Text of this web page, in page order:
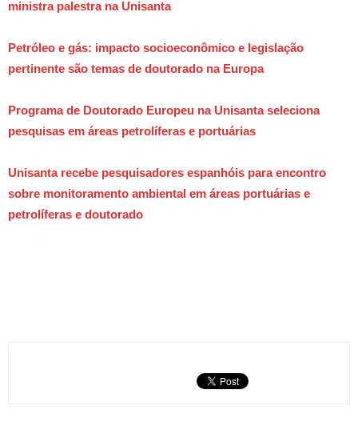
ministra palestra na Unisanta
Petróleo e gás: impacto socioeconômico e legislação
pertinente são temas de doutorado na Europa
Programa de Doutorado Europeu na Unisanta seleciona
pesquisas em áreas petrolíferas e portuárias
Unisanta recebe pesquisadores espanhóis para encontro
sobre monitoramento ambiental em áreas portuárias e
petrolíferas e doutorado